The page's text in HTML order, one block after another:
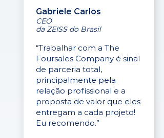
Gabriele Carlos
CEO
da ZEISS do Brasil
“Trabalhar com a The
Foursales Company é sinal
de parceria total,
principalmente pela
relação profissional e a
proposta de valor que eles
entregam a cada projeto!
Eu recomendo.”